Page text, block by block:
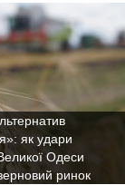
як удари
Одеси
ринок